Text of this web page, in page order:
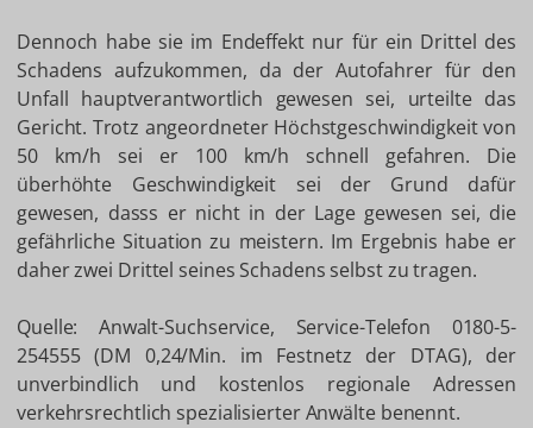
Dennoch habe sie im Endeffekt nur für ein Drittel des
Schadens aufzukommen, da der Autofahrer für den
Unfall hauptverantwortlich gewesen sei, urteilte das
Gericht. Trotz angeordneter Höchstgeschwindigkeit von
50 km/h sei er 100 km/h schnell gefahren. Die
überhöhte Geschwindigkeit sei der Grund dafür
gewesen, dasss er nicht in der Lage gewesen sei, die
gefährliche Situation zu meistern. Im Ergebnis habe er
daher zwei Drittel seines Schadens selbst zu tragen.
Quelle: Anwalt-Suchservice, Service-Telefon 0180-5-
254555 (DM 0,24/Min. im Festnetz der DTAG), der
unverbindlich und kostenlos regionale Adressen
verkehrsrechtlich spezialisierter Anwälte benennt.